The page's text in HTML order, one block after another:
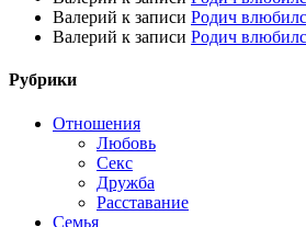
Валерий к записи Родич
Валерий к записи Родич
Рубрики
Отношения
Любовь
Секс
Дружба
Расставание
Семья